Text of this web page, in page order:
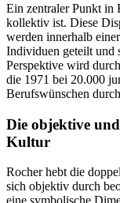
Ein zentraler Punkt in
kollektiv ist. Diese
werden innerhalb
Individuen geteilt und
Perspektive wird
die 1971 bei 20.000
Berufswünschen
Die objektive
Kultur
Rocher hebt die
sich objektiv durch